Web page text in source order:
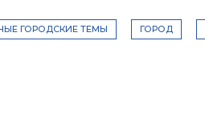
ГОРОДСКИЕ ТЕМЫ ГОРОД